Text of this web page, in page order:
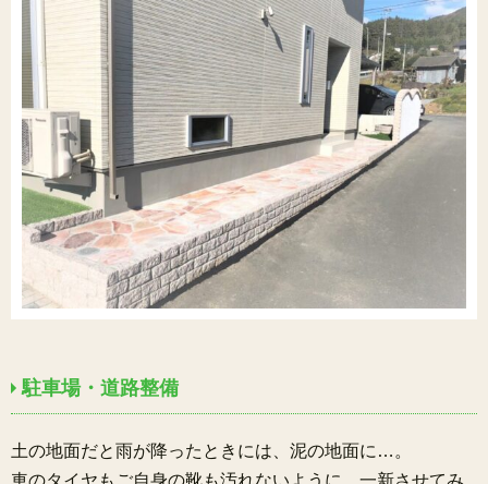
駐車場・道路整備
土の地面だと雨が降ったときには、泥の地面に…。
車のタイヤもご自身の靴も汚れないように、一新させてみ